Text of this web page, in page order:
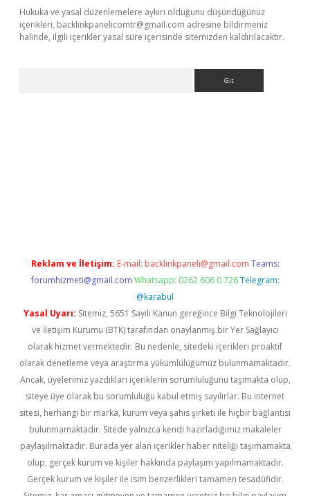
Hukuka ve yasal düzenlemelere aykırı olduğunu düşündüğünüz
içerikleri, backlinkpanelicomtr@gmail.com adresine bildirmeniz
halinde, ilgili içerikler yasal süre içerisinde sitemizden kaldırılacaktır.
Reklam ve İletişim: E-mail: backlinkpaneli@gmail.com Teams:
forumhizmeti@gmail.com Whatsapp: 0262 606 0 726 Telegram:
@karabul
Yasal Uyarı: Sitemiz, 5651 Sayılı Kanun gereğince Bilgi Teknolojileri
ve İletişim Kurumu (BTK) tarafından onaylanmış bir Yer Sağlayıcı
olarak hizmet vermektedir. Bu nedenle, sitedeki içerikleri proaktif
olarak denetleme veya araştırma yükümlülüğümüz bulunmamaktadır.
Ancak, üyelerimiz yazdıkları içeriklerin sorumluluğunu taşımakta olup,
siteye üye olarak bu sorumluluğu kabul etmiş sayılırlar. Bu internet
sitesi, herhangi bir marka, kurum veya şahıs şirketi ile hiçbir bağlantısı
bulunmamaktadır. Sitede yalnızca kendi hazırladığımız makaleler
paylaşılmaktadır. Burada yer alan içerikler haber niteliği taşımamakta
olup, gerçek kurum ve kişiler hakkında paylaşım yapılmamaktadır.
Gerçek kurum ve kişiler ile isim benzerlikleri tamamen tesadüfidir.